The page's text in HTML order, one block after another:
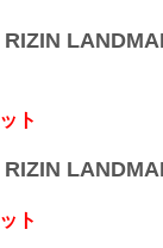
RIZIN
ト
RIZIN
ト